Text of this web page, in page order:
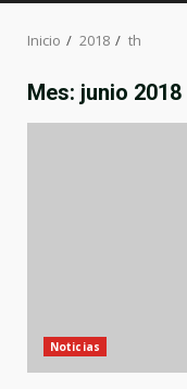
Inicio 2018 th
Mes: junio 2018
Noticias